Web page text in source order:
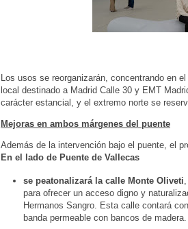
Los usos se reorganizarán, concentrando en
local destinado a Madrid Calle 30 y EMT
carácter estancial, y el extremo norte se
Mejoras en ambos márgenes del puente
Además de la intervención bajo el puente, el
En el lado de Puente de Vallecas
se peatonalizará la calle Monte Oliveti
para ofrecer un acceso digno y
Hermanos Sangro. Esta calle contará
banda permeable con bancos de madera.